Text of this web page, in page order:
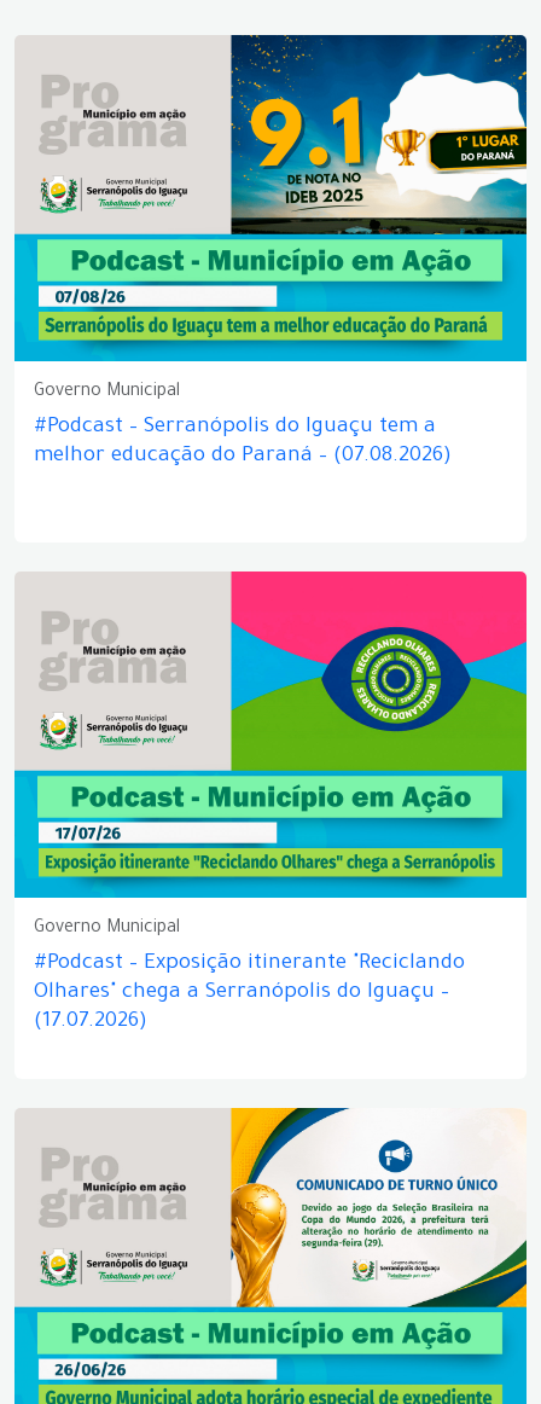
Governo Municipal
#Podcast – Serranópolis do Iguaçu tem a
melhor educação do Paraná – (07.08.2026)
Governo Municipal
#Podcast – Exposição itinerante "Reciclando
Olhares" chega a Serranópolis do Iguaçu –
(17.07.2026)